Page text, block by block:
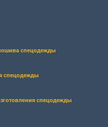
спецодежды
спецодежды
спецодежды